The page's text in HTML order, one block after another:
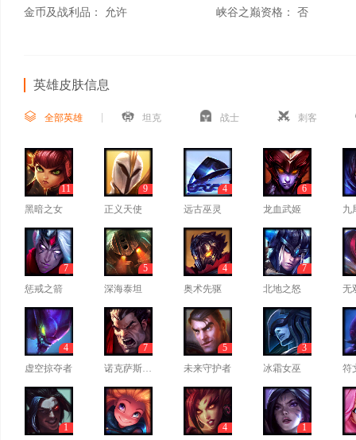
金币及战利品： 允许 峡谷之巅资格： 否
英雄皮肤信息
全部英雄 坦克 战士 刺客
黑暗之女
11
正义天使
9
远古巫灵
4
龙血武姬
6
九
惩戒之箭
7
深海泰坦
5
奥术先驱
4
北地之怒
7
无
虚空掠夺者
4
诺克萨斯之手
7
未来守护者
5
冰霜女巫
3
符
1
4
1